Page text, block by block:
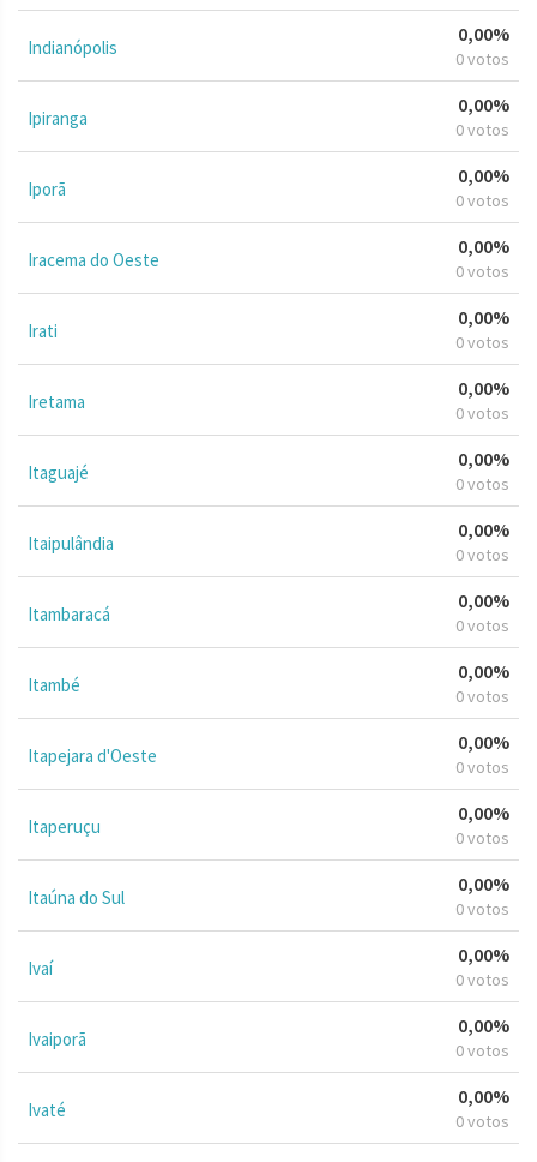
Indianópolis
0,00%
0 votos
Ipiranga
0,00%
0 votos
Iporã
0,00%
0 votos
Iracema do Oeste
0,00%
0 votos
Irati
0,00%
0 votos
Iretama
0,00%
0 votos
Itaguajé
0,00%
0 votos
Itaipulândia
0,00%
0 votos
Itambaracá
0,00%
0 votos
Itambé
0,00%
0 votos
Itapejara d'Oeste
0,00%
0 votos
Itaperuçu
0,00%
0 votos
Itaúna do Sul
0,00%
0 votos
Ivaí
0,00%
0 votos
Ivaiporã
0,00%
0 votos
Ivaté
0,00%
0 votos